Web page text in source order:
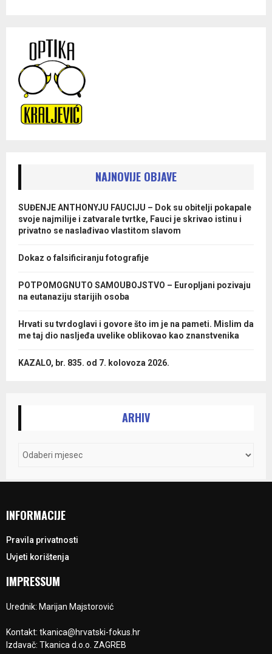
NAJNOVIJE OBJAVE
SUĐENJE ANTHONYJU FAUCIJU – Dok su obitelji pokapale
svoje najmilije i zatvarale tvrtke, Fauci je skrivao istinu i
privatno se naslađivao vlastitom slavom
Dokaz o falsificiranju fotografije
POTPOMOGNUTO SAMOUBOJSTVO – Europljani pozivaju
na eutanaziju starijih osoba
Hrvati su tvrdoglavi i govore što im je na pameti. Mislim da
me taj dio nasljeđa uvelike oblikovao kao znanstvenika
KAZALO, br. 835. od 7. kolovoza 2026.
ARHIV
INFORMACIJE
Pravila privatnosti
Uvjeti korištenja
IMPRESSUM
Urednik: Marijan Majstorović
Kontakt: tkanica@hrvatski-fokus.hr
Izdavač: Tkanica d.o.o. ZAGREB